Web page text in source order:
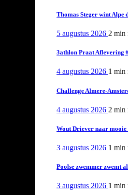
Thomas Steger wint Alpe
5 augustus 2026 2 min
3athlon Praat Aflevering
4 augustus 2026 1 min
Challenge Almere-
4 augustus 2026 2 min
Wout Driever naar mooie
3 augustus 2026 1 min
Poolse zwemmer zwemt
3 augustus 2026 1 min